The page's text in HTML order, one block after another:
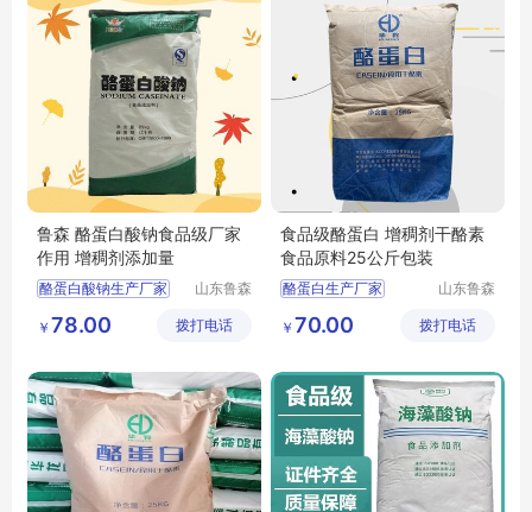
鲁森 酪蛋白酸钠食品级厂家
作用 增稠剂添加量
酪蛋白酸钠生产厂家
酪蛋白酸钠厂家
山东鲁森
有限公司
￥ 78.00 拨打电话
食品级酪蛋白 增稠剂干酪素
食品原料25公斤包装
酪蛋白生产厂家
酪蛋白含量
山东鲁森
有限公司
￥ 70.00 拨打电话